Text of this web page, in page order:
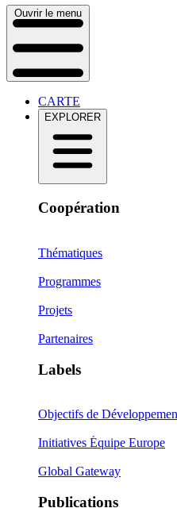
Ouvrir le menu
CARTE
EXPLORER
Coopération
Thématiques
Programmes
Projets
Partenaires
Labels
Objectifs de
Initiatives Équipe Europe
Global Gateway
Publications